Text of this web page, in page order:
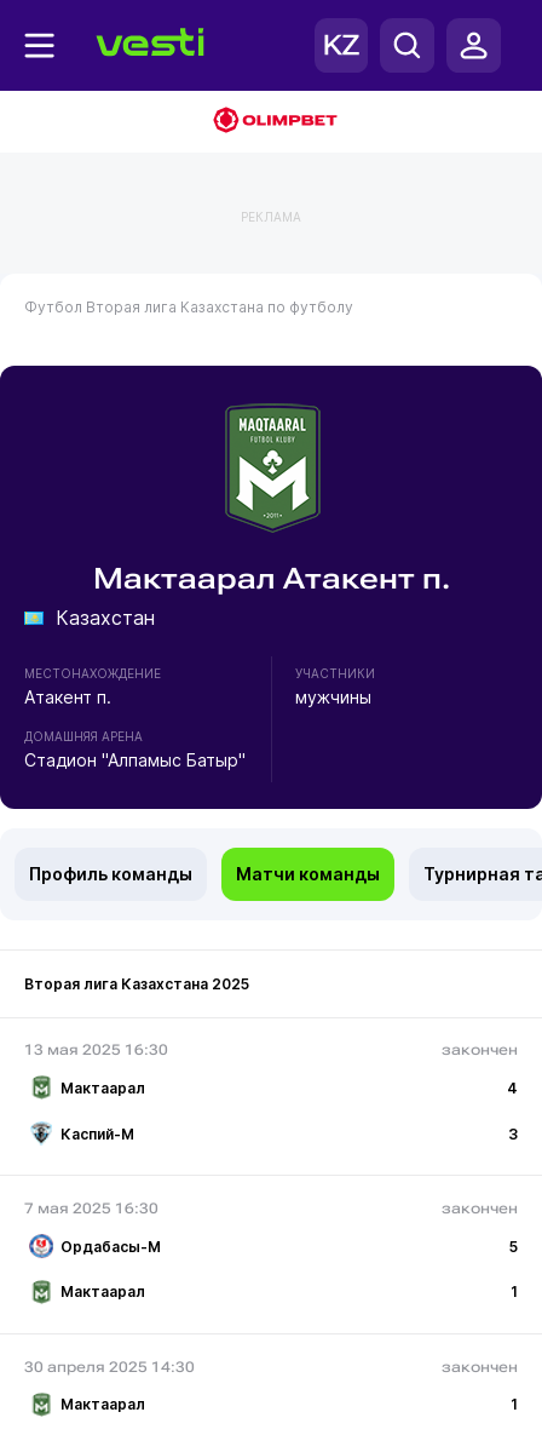
РЕКЛАМА
Футбол Вторая лига Казахстана по футболу
Мактаарал Атакент п.
Казахстан
МЕСТОНАХОЖДЕНИЕ
Атакент п.
ДОМАШНЯЯ АРЕНА
Стадион "Алпамыс Батыр"
УЧАСТНИКИ
мужчины
Профиль команды Матчи команды Турнирная
Вторая лига Казахстана 2025
13 мая 2025 16:30 закончен
Мактаарал 4
Каспий-М 3
7 мая 2025 16:30 закончен
Ордабасы-М 5
Мактаарал 1
30 апреля 2025 14:30 закончен
Мактаарал 1